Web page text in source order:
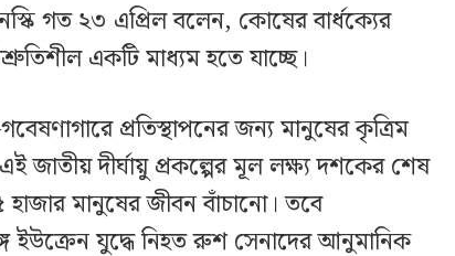
গত ২৩ এপ্রিল বলেন, কোষের বার্ধক্যের
একটি মাধ্যম হতে যাচ্ছে।
প্রতিস্থাপনের জন্য মানুষের কৃত্রিম
জাতীয় দীর্ঘায়ু প্রকল্পের মূল লক্ষ্য দশকের শেষ
মানুষের জীবন বাঁচানো। তবে
ইউক্রেন যুদ্ধে নিহত রুশ সেনাদের আনুমানিক